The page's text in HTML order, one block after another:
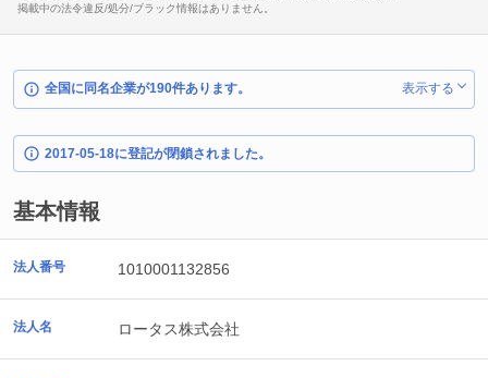
掲載中の法令違反/処分/ブラック情報はありません。
全国に同名企業が190件あります。 表示する
2017-05-18に登記が閉鎖されました。
基本情報
法人番号 1010001132856
法人名 ロータス株式会社